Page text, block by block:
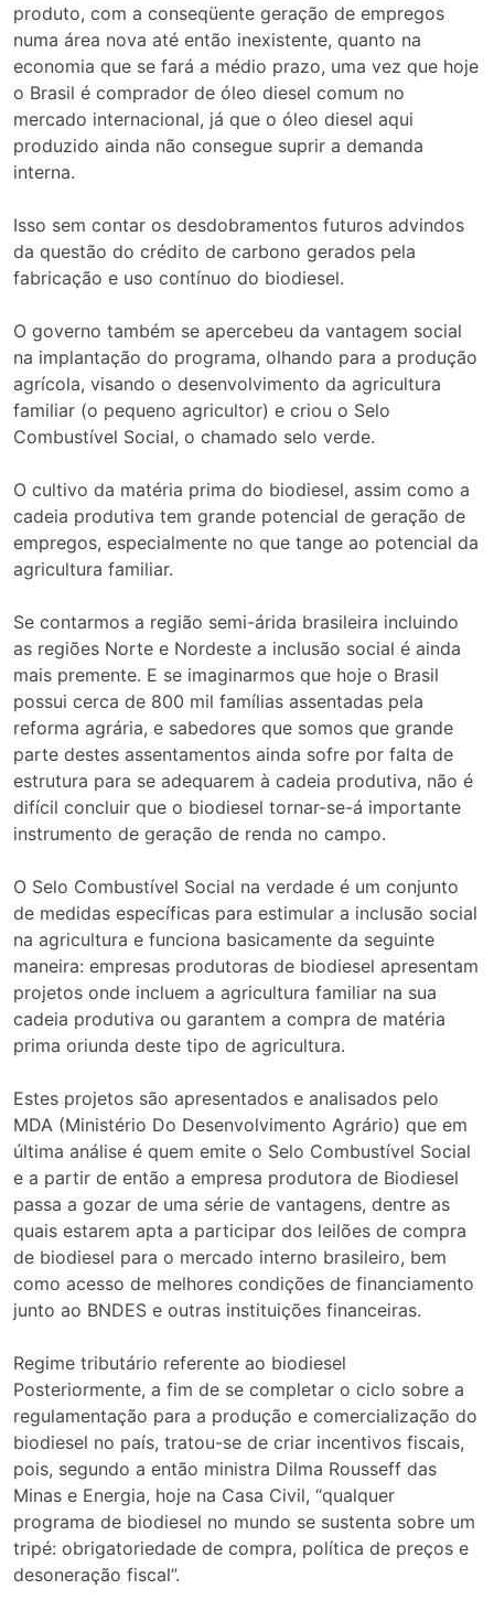
produto, com a conseqüente geração de empregos
numa área nova até então inexistente, quanto na
economia que se fará a médio prazo, uma vez que hoje
o Brasil é comprador de óleo diesel comum no
mercado internacional, já que o óleo diesel aqui
produzido ainda não consegue suprir a demanda
interna.
Isso sem contar os desdobramentos futuros advindos
da questão do crédito de carbono gerados pela
fabricação e uso contínuo do biodiesel.
O governo também se apercebeu da vantagem social
na implantação do programa, olhando para a produção
agrícola, visando o desenvolvimento da agricultura
familiar (o pequeno agricultor) e criou o Selo
Combustível Social, o chamado selo verde.
O cultivo da matéria prima do biodiesel, assim como a
cadeia produtiva tem grande potencial de geração de
empregos, especialmente no que tange ao potencial da
agricultura familiar.
Se contarmos a região semi-árida brasileira incluindo
as regiões Norte e Nordeste a inclusão social é ainda
mais premente. E se imaginarmos que hoje o Brasil
possui cerca de 800 mil famílias assentadas pela
reforma agrária, e sabedores que somos que grande
parte destes assentamentos ainda sofre por falta de
estrutura para se adequarem à cadeia produtiva, não é
difícil concluir que o biodiesel tornar-se-á importante
instrumento de geração de renda no campo.
O Selo Combustível Social na verdade é um conjunto
de medidas específicas para estimular a inclusão social
na agricultura e funciona basicamente da seguinte
maneira: empresas produtoras de biodiesel apresentam
projetos onde incluem a agricultura familiar na sua
cadeia produtiva ou garantem a compra de matéria
prima oriunda deste tipo de agricultura.
Estes projetos são apresentados e analisados pelo
MDA (Ministério Do Desenvolvimento Agrário) que em
última análise é quem emite o Selo Combustível Social
e a partir de então a empresa produtora de Biodiesel
passa a gozar de uma série de vantagens, dentre as
quais estarem apta a participar dos leilões de compra
de biodiesel para o mercado interno brasileiro, bem
como acesso de melhores condições de financiamento
junto ao BNDES e outras instituições financeiras.
Regime tributário referente ao biodiesel
Posteriormente, a fim de se completar o ciclo sobre a
regulamentação para a produção e comercialização do
biodiesel no país, tratou-se de criar incentivos fiscais,
pois, segundo a então ministra Dilma Rousseff das
Minas e Energia, hoje na Casa Civil, “qualquer
programa de biodiesel no mundo se sustenta sobre um
tripé: obrigatoriedade de compra, política de preços e
desoneração fiscal”.